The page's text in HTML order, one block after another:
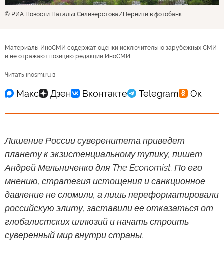
© РИА Новости Наталья Селиверстова Перейти в фотобанк
Материалы ИноСМИ содержат оценки исключительно зарубежных СМИ
и не отражают позицию редакции ИноСМИ
Читать inosmi.ru в
Лишение России суверенитета приведет
планету к экзистенциальному тупику, пишет
Андрей Мельниченко для The Economist. По его
мнению, стратегия истощения и санкционное
давление не сломили, а лишь переформатировали
российскую элиту, заставили ее отказаться от
глобалистских иллюзий и начать строить
суверенный мир внутри страны.